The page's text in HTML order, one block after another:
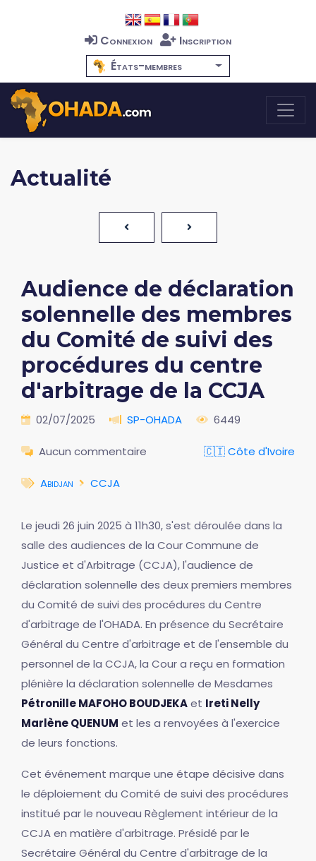
Connexion
Inscription
États-membres
Actualité
Audience de déclaration
solennelle des membres
du Comité de suivi des
procédures du centre
d'arbitrage de la CCJA
02/07/2025 SP-OHADA 6449
Aucun commentaire 🇨🇮 Côte d'Ivoire
Abidjan CCJA
Le jeudi 26 juin 2025 à 11h30, s'est déroulée dans la
salle des audiences de la Cour Commune de
Justice et d'Arbitrage (CCJA), l'audience de
déclaration solennelle des deux premiers membres
du Comité de suivi des procédures du Centre
d'arbitrage de l'OHADA. En présence du Secrétaire
Général du Centre d'arbitrage et de l'ensemble du
personnel de la CCJA, la Cour a reçu en formation
plénière la déclaration solennelle de Mesdames
Pétronille MAFOHO BOUDJEKAet Ireti Nelly
Marlène QUENUM et les a renvoyées à l'exercice
de leurs fonctions.
Cet événement marque une étape décisive dans
le déploiement du Comité de suivi des procédures
institué par le nouveau Règlement intérieur de la
CCJA en matière d'arbitrage. Présidé par le
Secrétaire Général du Centre d'arbitrage de la